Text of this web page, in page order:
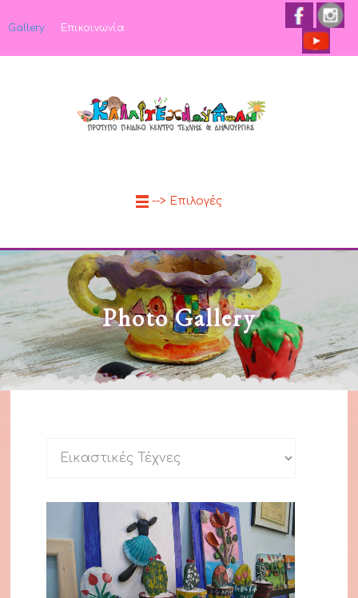
Gallery Επικοινωνία
--> Επιλογές
Photo Gallery